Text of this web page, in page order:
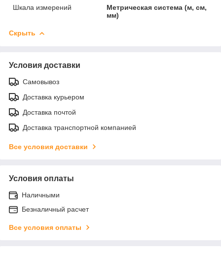
Шкала измерений
Метрическая система (м, см,
мм)
Скрыть
Условия доставки
Самовывоз
Доставка курьером
Доставка почтой
Доставка транспортной компанией
Все условия доставки
Условия оплаты
Наличными
Безналичный расчет
Все условия оплаты